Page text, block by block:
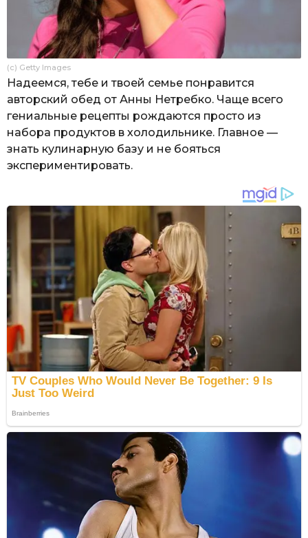
(c) Getty Images
Надеемся, тебе и твоей семье понравится
авторский обед от Анны Нетребко. Чаще всего
гениальные рецепты рождаются просто из
набора продуктов в холодильнике. Главное —
знать кулинарную базу и не бояться
экспериментировать.